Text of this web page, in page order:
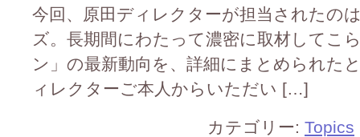
今回、原田ディレクターが担当されたの
ズ。長期間にわたって濃密に取材してこ
ン」の最新動向を、詳細にまとめられた
ィレクターご本人からいただい […]
カテゴリー: Topics